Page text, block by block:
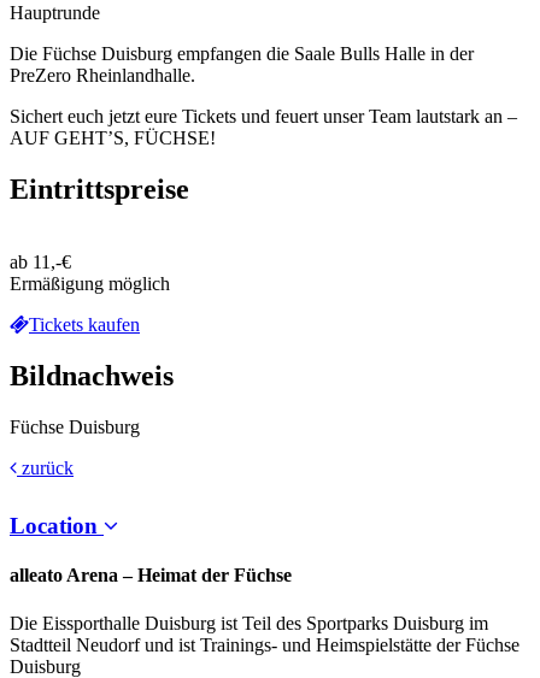
Hauptrunde
Die Füchse Duisburg empfangen die Saale Bulls Halle in der
PreZero Rheinlandhalle.
Sichert euch jetzt eure Tickets und feuert unser Team lautstark an –
AUF GEHT’S, FÜCHSE!
Eintrittspreise
ab 11,-€
Ermäßigung möglich
Tickets kaufen
Bildnachweis
Füchse Duisburg
zurück
Location
alleato Arena – Heimat der Füchse
Die Eissporthalle Duisburg ist Teil des Sportparks Duisburg im
Stadtteil Neudorf und ist Trainings- und Heimspielstätte der Füchse
Duisburg